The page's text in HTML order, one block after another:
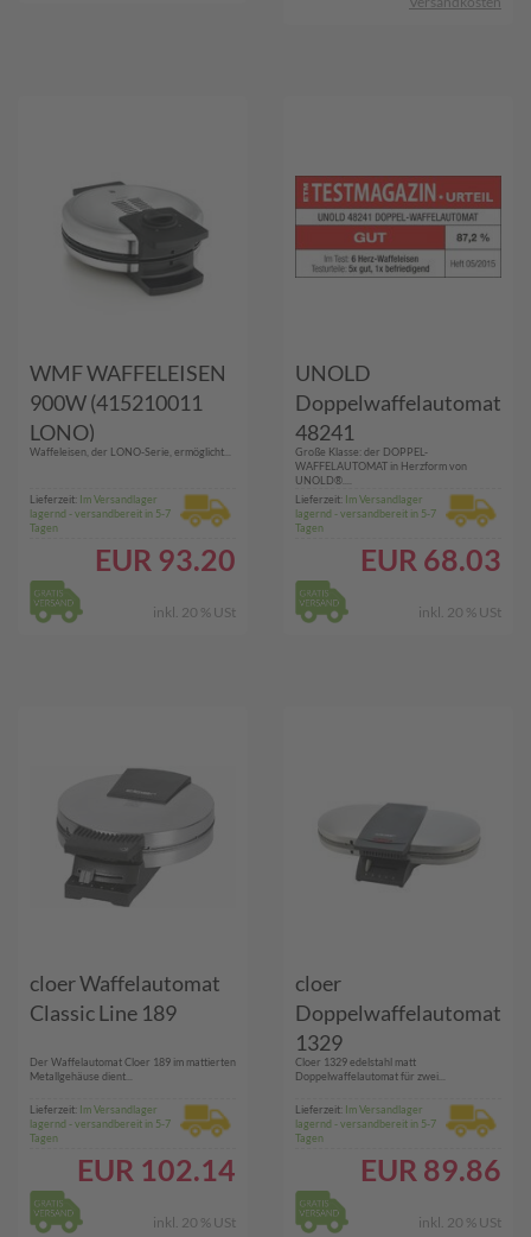
WMF WAFFELEISEN
900W (415210011
LONO)
Waffeleisen, der LONO-Serie, ermöglicht...
Lieferzeit: Im Versandlager
lagernd - versandbereit in 5-7
Tagen
EUR 93.20
inkl. 20 % USt
UNOLD
Doppelwaffelautomat
48241
Große Klasse: der DOPPEL-
WAFFELAUTOMAT in Herzform von
UNOLD®....
Lieferzeit: Im Versandlager
lagernd - versandbereit in 5-7
Tagen
EUR 68.03
inkl. 20 % USt
cloer Waffelautomat
Classic Line 189
Der Waffelautomat Cloer 189 im mattierten
Metallgehäuse dient...
Lieferzeit: Im Versandlager
lagernd - versandbereit in 5-7
Tagen
EUR 102.14
inkl. 20 % USt
cloer
Doppelwaffelautomat
1329
Cloer 1329 edelstahl matt
Doppelwaffelautomat für zwei...
Lieferzeit: Im Versandlager
lagernd - versandbereit in 5-7
Tagen
EUR 89.86
inkl. 20 % USt